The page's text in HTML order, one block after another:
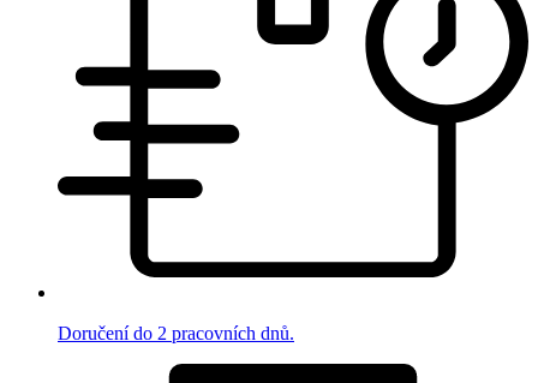
Doručení do 2 pracovních dnů.